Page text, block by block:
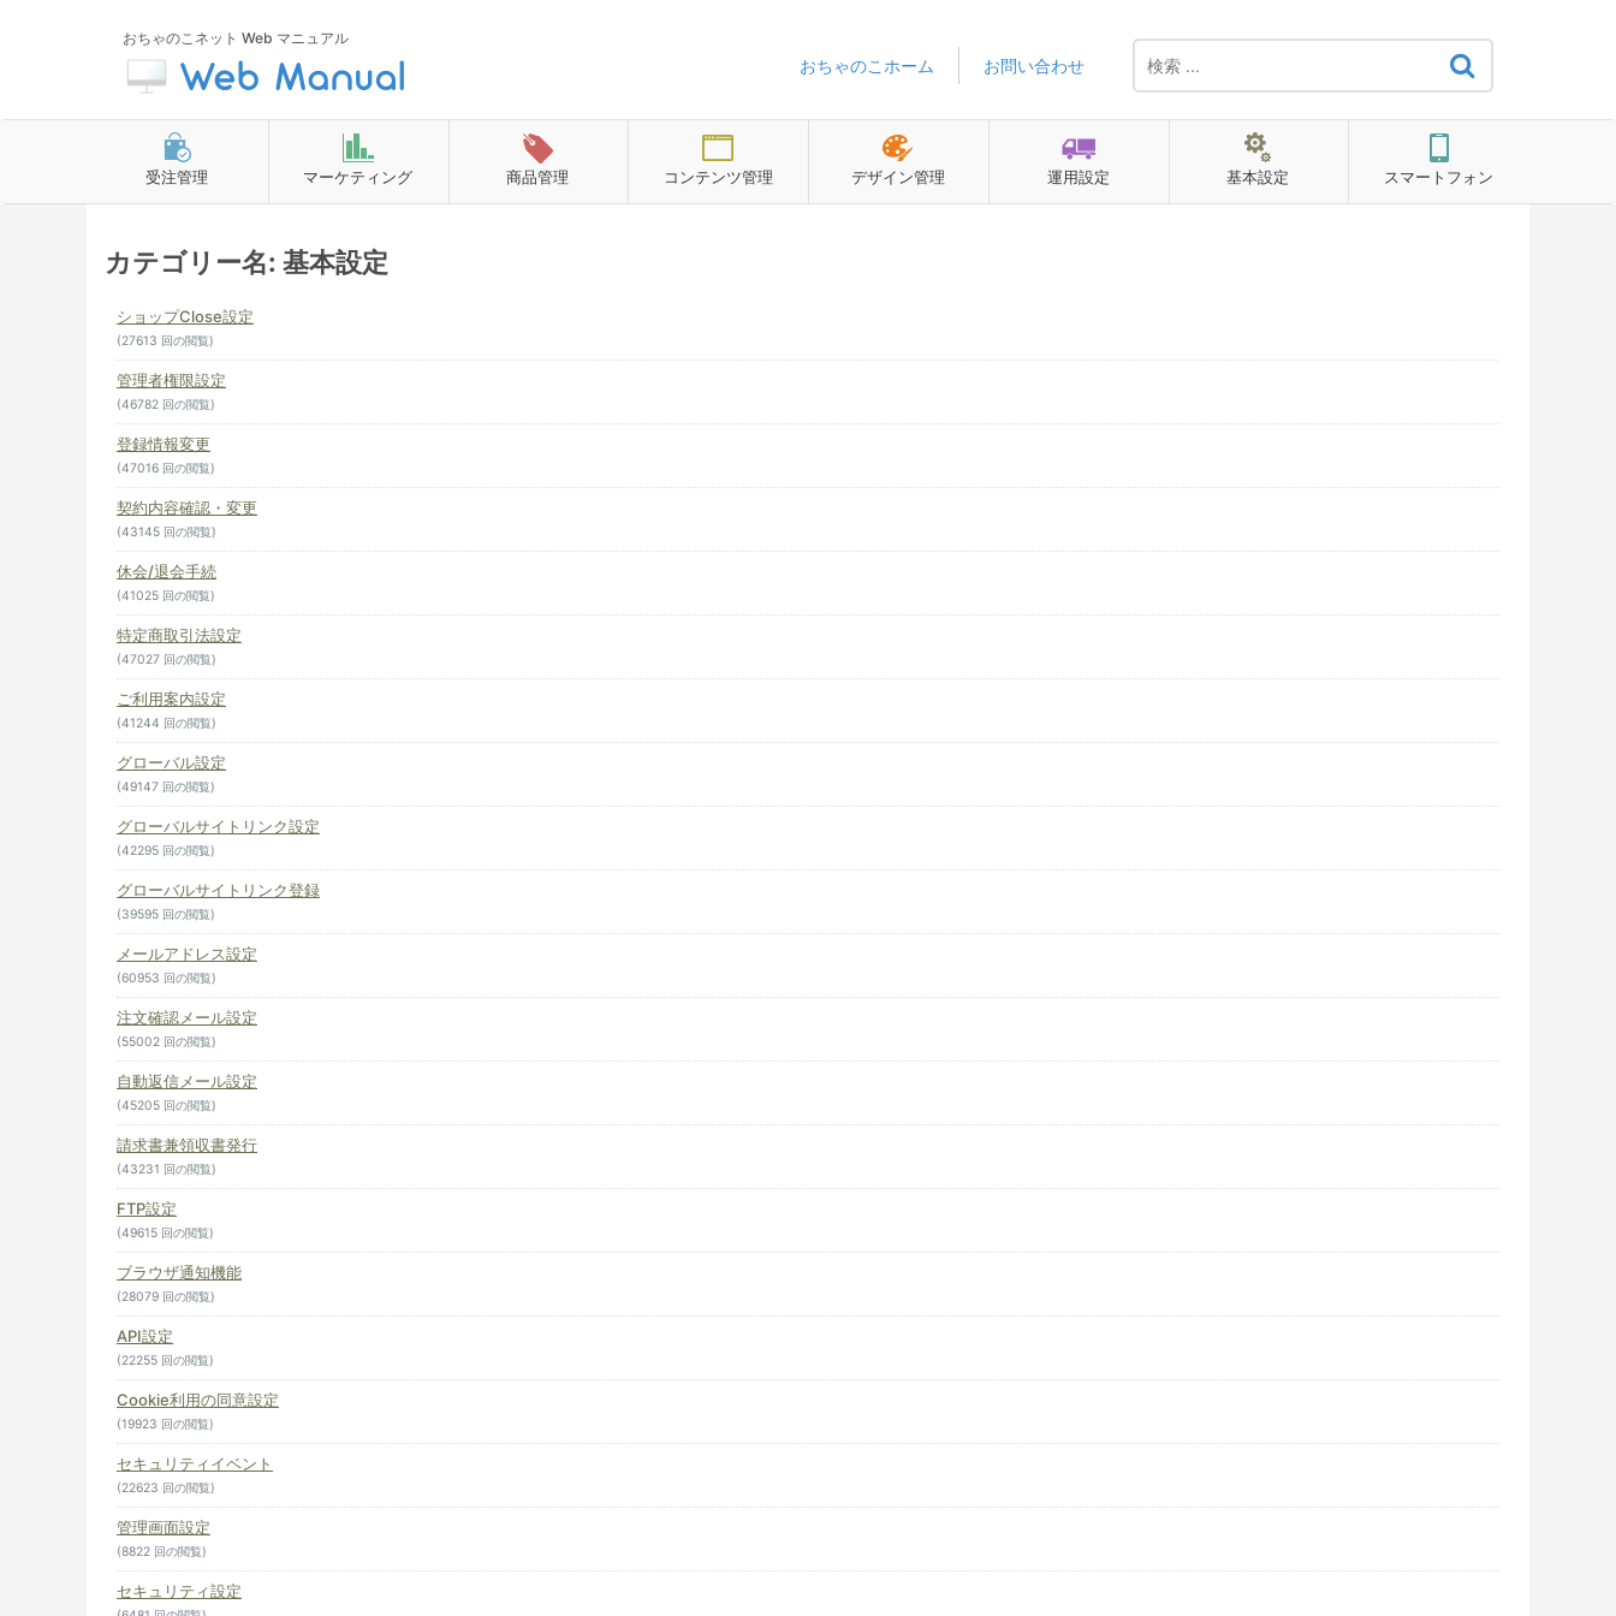
おちゃのこネット Web マニュアル
おちゃのこホーム お問い合わせ
受注管理 マーケティング 商品管理 コンテンツ管理 デザイン管理 運用設定 基本設定 スマートフォン
カテゴリー名: 基本設定
ショップClose設定
(27613 回の閲覧)
管理者権限設定
(46782 回の閲覧)
登録情報変更
(47016 回の閲覧)
契約内容確認・変更
(43145 回の閲覧)
休会/退会手続
(41025 回の閲覧)
特定商取引法設定
(47027 回の閲覧)
ご利用案内設定
(41244 回の閲覧)
グローバル設定
(49147 回の閲覧)
グローバルサイトリンク設定
(42295 回の閲覧)
グローバルサイトリンク登録
(39595 回の閲覧)
メールアドレス設定
(60953 回の閲覧)
注文確認メール設定
(55002 回の閲覧)
自動返信メール設定
(45205 回の閲覧)
請求書兼領収書発行
(43231 回の閲覧)
FTP設定
(49615 回の閲覧)
ブラウザ通知機能
(28079 回の閲覧)
API設定
(22255 回の閲覧)
Cookie利用の同意設定
(19923 回の閲覧)
セキュリティイベント
(22623 回の閲覧)
管理画面設定
(8822 回の閲覧)
セキュリティ設定